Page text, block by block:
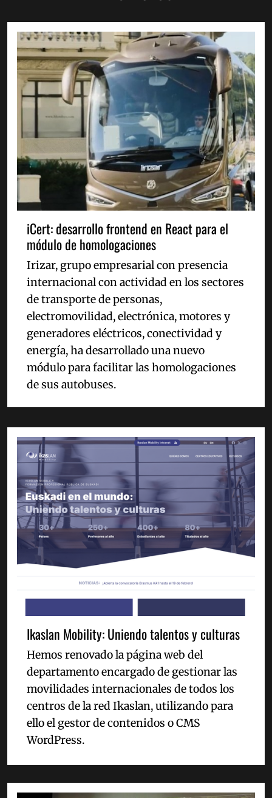
iCert: desarrollo frontend en React para el
módulo de homologaciones
Irizar, grupo empresarial con presencia
internacional con actividad en los sectores
de transporte de personas,
electromovilidad, electrónica, motores y
generadores eléctricos, conectividad y
energía, ha desarrollado una nuevo
módulo para facilitar las homologaciones
de sus autobuses.
Ikaslan Mobility: Uniendo talentos y culturas
Hemos renovado la página web del
departamento encargado de gestionar las
movilidades internacionales de todos los
centros de la red Ikaslan, utilizando para
ello el gestor de contenidos o CMS
WordPress.